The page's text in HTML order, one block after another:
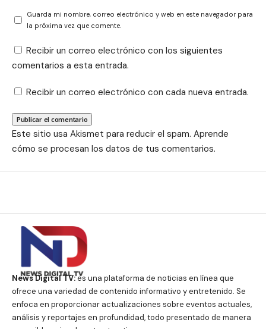
Guarda mi nombre, correo electrónico y web en este navegador para
la próxima vez que comente.
Recibir un correo electrónico con los siguientes
comentarios a esta entrada.
Recibir un correo electrónico con cada nueva entrada.
Este sitio usa Akismet para reducir el spam. Aprende
cómo se procesan los datos de tus comentarios.
News Digital TV:es una plataforma de noticias en línea que
ofrece una variedad de contenido informativo y entretenido. Se
enfoca en proporcionar actualizaciones sobre eventos actuales,
análisis y reportajes en profundidad, todo presentado de manera